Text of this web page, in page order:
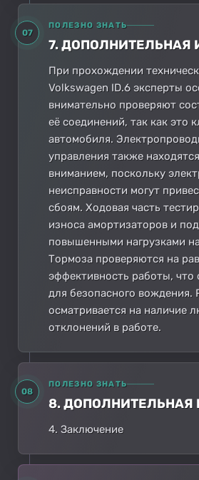
07
ПОЛЕЗНО ЗНАТЬ
7.
При прохождении
Volkswagen ID.6 эксперты
внимательно проверяют
её соединений, так как это
автомобиля.
управления также
вниманием, поскольку
неисправности могут
сбоям. Ходовая часть
износа амортизаторов и
повышенными нагрузками
Тормоза проверяются на
эффективность работы, что
для безопасного вождения.
осматривается на наличие
отклонений в работе.
08
ПОЛЕЗНО ЗНАТЬ
8.
4. Заключение